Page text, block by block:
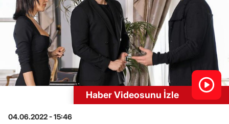
Haber Videosunu İzle
04.06.2022 - 15:46